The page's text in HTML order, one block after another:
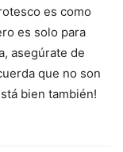
es como
es solo para
asegúrate de
que no son
bien también!